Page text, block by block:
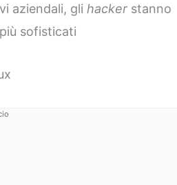
aziendali, glihacker stanno
più sofisticati